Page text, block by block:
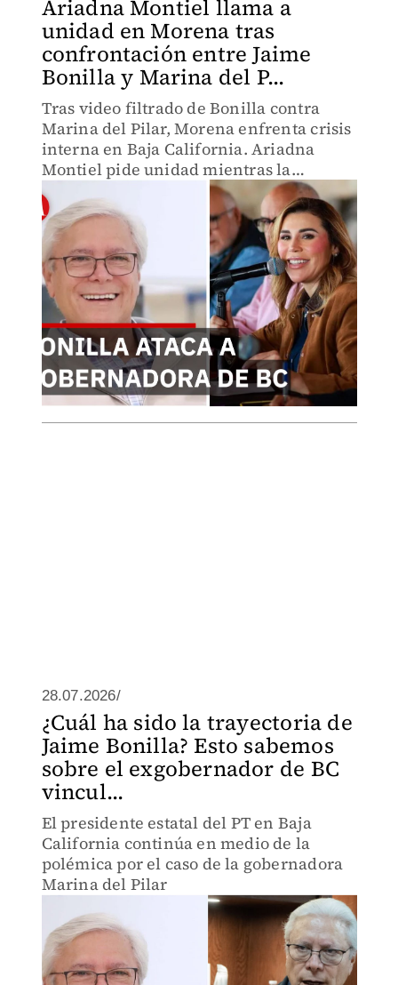
Ariadna Montiel llama a
unidad en Morena tras
confrontación entre Jaime
Bonilla y Marina del P...
Tras video filtrado de Bonilla contra
Marina del Pilar, Morena enfrenta crisis
interna en Baja California. Ariadna
Montiel pide unidad mientras la
gobernadora acusa al exgobernador de
guerra sucia. 277 aspirantes compiten
por 7 gubernaturas en 2027
28.07.2026/
¿Cuál ha sido la trayectoria de
Jaime Bonilla? Esto sabemos
sobre el exgobernador de BC
vincul...
El presidente estatal del PT en Baja
California continúa en medio de la
polémica por el caso de la gobernadora
Marina del Pilar